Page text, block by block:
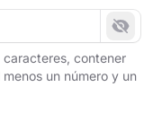
contener
un número y un